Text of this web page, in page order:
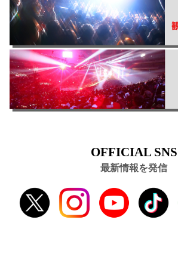
OFFICIAL SNS
最新情報を発信